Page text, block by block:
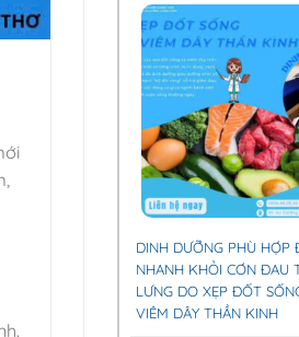
DINH DƯỠNG PHÙ HỢP
NHANH KHỎI CƠN ĐAU
LƯNG DO XẸP ĐỐT
VIÊM DÂY THẦN KINH